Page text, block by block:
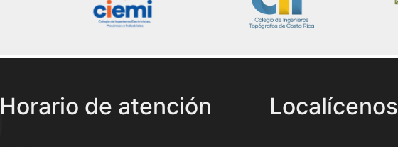
Horario de atención Localícenos